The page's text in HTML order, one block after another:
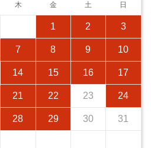
木 金 土 日
1 2 3
7 8 9 10
14 15 16 17
21 22 23 24
28 29 30 31